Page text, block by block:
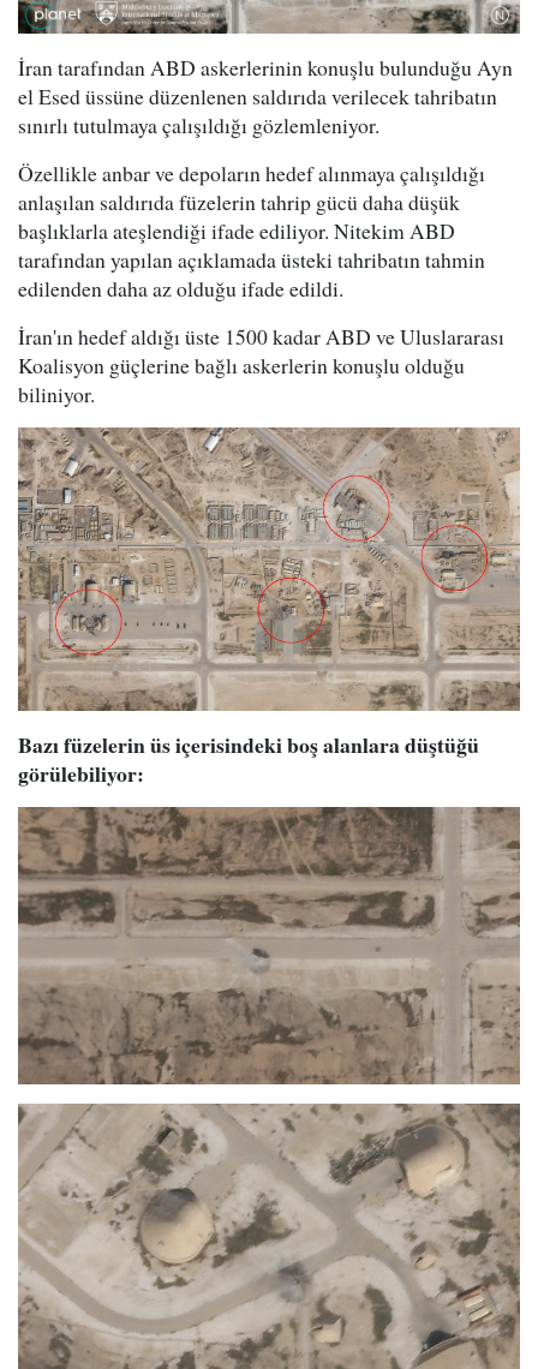
İran tarafından ABD askerlerinin konuşlu bulunduğu Ayn
el Esed üssüne düzenlenen saldırıda verilecek tahribatın
sınırlı tutulmaya çalışıldığı gözlemleniyor.
Özellikle anbar ve depoların hedef alınmaya çalışıldığı
anlaşılan saldırıda füzelerin tahrip gücü daha düşük
başlıklarla ateşlendiği ifade ediliyor. Nitekim ABD
tarafından yapılan açıklamada üsteki tahribatın tahmin
edilenden daha az olduğu ifade edildi.
İran'ın hedef aldığı üste 1500 kadar ABD ve Uluslararası
Koalisyon güçlerine bağlı askerlerin konuşlu olduğu
biliniyor.
Bazı füzelerin üs içerisindeki boş alanlara düştüğü
görülebiliyor: